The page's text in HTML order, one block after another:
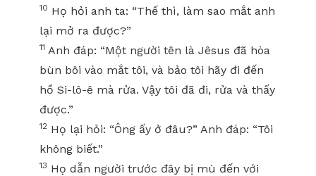
10 Họ hỏi anh ta: “Thế thì, làm sao mắt anh
lại mở ra được?”
11 Anh đáp: “Một người tên là Jêsus đã hòa
bùn bôi vào mắt tôi, và bảo tôi hãy đi đến
hồ Si-lô-ê mà rửa. Vậy tôi đã đi, rửa và thấy
được.”
12 Họ lại hỏi: “Ông ấy ở đâu?” Anh đáp: “Tôi
không biết.”
13 Họ dẫn người trước đây bị mù đến với